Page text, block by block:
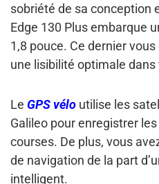
sobriété de sa conception
Edge 130 Plus embarque
1,8 pouce. Ce dernier
une lisibilité optimale
Le GPS vélo utilise les
Galileo pour enregistrer
courses. De plus, vous
de navigation de la part
intelligent.